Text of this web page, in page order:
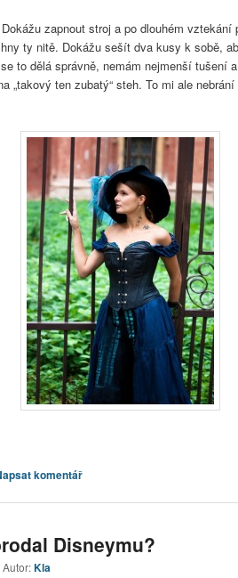
zapnout stroj a po dlouhém vztekání
ty nitě. Dokážu sešít dva kusy k sobě,
to dělá správně, nemám nejmenší tušení
„takový ten zubatý“ steh. To mi ale
komentář
Disneymu?
Autor:Kla